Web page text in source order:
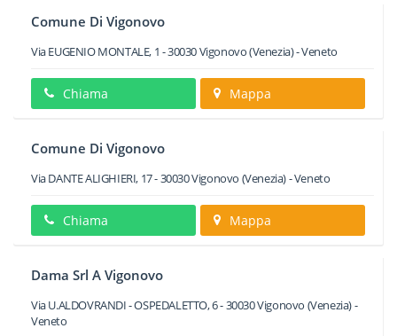
Comune Di Vigonovo
Via EUGENIO MONTALE, 1 -30030Vigonovo(Venezia) -Veneto
Chiama Mappa
Comune Di Vigonovo
Via DANTE ALIGHIERI, 17-30030Vigonovo (Venezia) -Veneto
Chiama Mappa
Dama Srl A Vigonovo
Via U.ALDOVRANDI - OSPEDALETTO, 6-30030Vigonovo (Venezia) -
Veneto